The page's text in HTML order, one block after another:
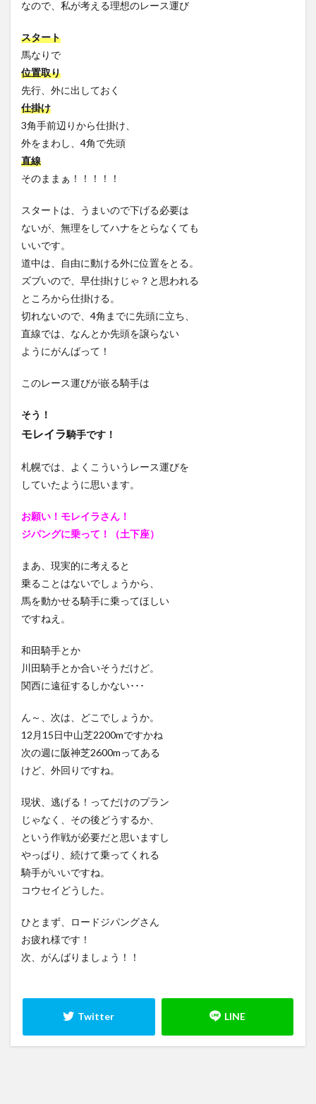
なので、私が考える理想のレース運び
スタート
馬なりで
位置取り
先行、外に出しておく
仕掛け
3角手前辺りから仕掛け、
外をまわし、4角で先頭
直線
そのままぁ！！！！！
スタートは、うまいので下げる必要は
ないが、無理をしてハナをとらなくても
いいです。
道中は、自由に動ける外に位置をとる。
ズブいので、早仕掛けじゃ？と思われる
ところから仕掛ける。
切れないので、4角までに先頭に立ち、
直線では、なんとか先頭を譲らない
ようにがんばって！
このレース運びが嵌る騎手は
そう！
モレイラ騎手です！
札幌では、よくこういうレース運びを
していたように思います。
お願い！モレイラさん！
ジパングに乗って！（土下座）
まあ、現実的に考えると
乗ることはないでしょうから、
馬を動かせる騎手に乗ってほしい
ですねえ。
和田騎手とか
川田騎手とか合いそうだけど。
関西に遠征するしかない･･･
ん～、次は、どこでしょうか。
12月15日中山芝2200mですかね
次の週に阪神芝2600mってある
けど、外回りですね。
現状、逃げる！ってだけのプラン
じゃなく、その後どうするか、
という作戦が必要だと思いますし
やっぱり、続けて乗ってくれる
騎手がいいですね。
コウセイどうした。
ひとまず、ロードジパングさん
お疲れ様です！
次、がんばりましょう！！